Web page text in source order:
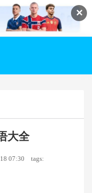
✕
大全
07:30 tags: